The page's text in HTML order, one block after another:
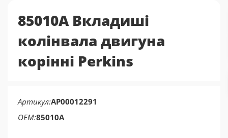
85010A Вкладиші
колінвала двигуна
корінні Perkins
Артикул AP00012291
OEM 85010A